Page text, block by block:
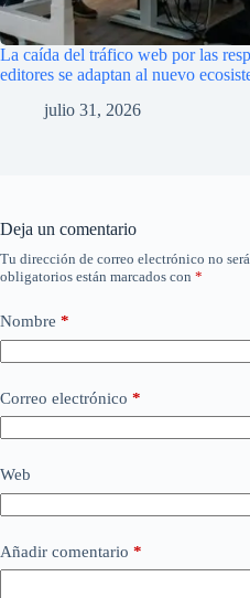
La caída del tráfico web por las
editores se adaptan al nuevo
julio 31, 2026
Deja un comentario
Tu dirección de correo electrónico no
obligatorios están marcados con *
Nombre *
Correo electrónico *
Web
Añadir comentario *